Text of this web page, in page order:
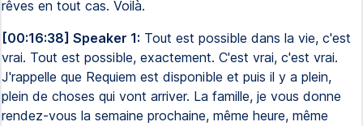
rêves en tout cas. Voilà.
[00:16:38] Speaker 1: Tout est possible dans la vie, c'est
vrai. Tout est possible, exactement. C'est vrai, c'est vrai.
J'rappelle que Requiem est disponible et puis il y a plein,
plein de choses qui vont arriver. La famille, je vous donne
rendez-vous la semaine prochaine, même heure, même